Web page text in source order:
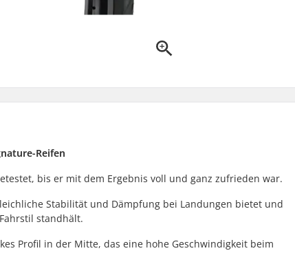
Reifen
bis er mit dem Ergebnis voll und ganz zufrieden war.
Stabilität und Dämpfung bei Landungen bietet und
standhält.
Profil in der Mitte, das eine hohe Geschwindigkeit beim